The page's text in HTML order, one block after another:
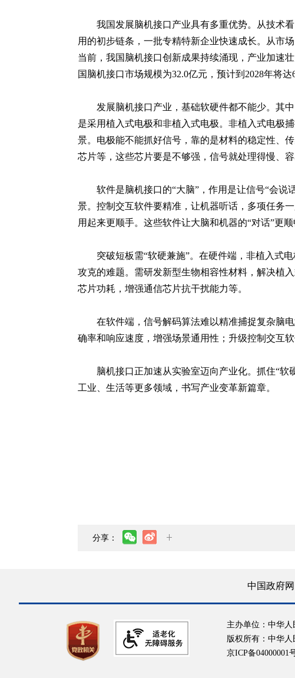
我国发展脑机接口产业具有多重优势。从技术
用的初步链条，一批专精特新企业快速成长。从市
当前，我国脑机接口创新成果持续涌现，产业加速
国脑机接口市场规模为32.0亿元，预计到2028年将达
发展脑机接口产业，基础软硬件都不能少。其
是采用植入式电极和非植入式电极。非植入式电极
景。电极能不能抓好信号，靠的是材料的稳定性、
芯片等，这些芯片要是不够强，信号就处理得慢、容
软件是脑机接口的“大脑”，作用是让信号“会
景。控制交互软件要精准，让机器听话，多项任务
用起来更顺手。这些软件让大脑和机器的“对话”更
突破短板需“软硬兼施”。在硬件端，非植入式
攻克的难题。需研发新型生物相容性材料，解决植
芯片功耗，增强通信芯片抗干扰能力等。
在软件端，信号解码算法难以精准捕捉复杂脑
确率和响应速度，增强场景通用性；升级控制交互
脑机接口正加速从实验室迈向产业化。抓住“软
工业、生活等更多领域，书写产业变革新篇章。
分享：
中国政府网
主办单位：中华
版权所有：中华
京ICP备04000001